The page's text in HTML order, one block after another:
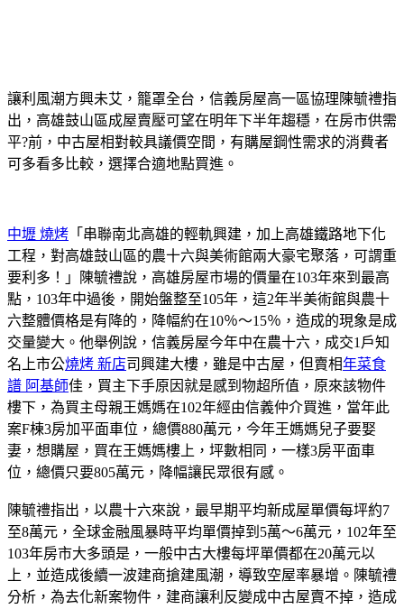
讓利風潮方興未艾，籠罩全台，信義房屋高一區協理陳毓禮指
出，高雄鼓山區成屋賣壓可望在明年下半年趨穩，在房市供需
平?前，中古屋相對較具議價空間，有購屋鋼性需求的消費者
可多看多比較，選擇合適地點買進。
中壢 燒烤 「串聯南北高雄的輕軌興建，加上高雄鐵路地下化
工程，對高雄鼓山區的農十六與美術館兩大豪宅聚落，可謂重
要利多！」陳毓禮說，高雄房屋市場的價量在103年來到最高
點，103年中過後，開始盤整至105年，這2年半美術館與農十
六整體價格是有降的，降幅約在10％～15％，造成的現象是成
交量變大。他舉例說，信義房屋今年中在農十六，成交1戶知
名上市公燒烤 新店司興建大樓，雖是中古屋，但賣相年菜食
譜 阿基師佳，買主下手原因就是感到物超所值，原來該物件
樓下，為買主母親王媽媽在102年經由信義仲介買進，當年此
案F棟3房加平面車位，總價880萬元，今年王媽媽兒子要娶
妻，想購屋，買在王媽媽樓上，坪數相同，一樣3房平面車
位，總價只要805萬元，降幅讓民眾很有感。
陳毓禮指出，以農十六來說，最早期平均新成屋單價每坪約7
至8萬元，全球金融風暴時平均單價掉到5萬～6萬元，102年至
103年房市大多頭是，一般中古大樓每坪單價都在20萬元以
上，並造成後續一波建商搶建風潮，導致空屋率暴增。陳毓禮
分析，為去化新案物件，建商讓利反變成中古屋賣不掉，造成